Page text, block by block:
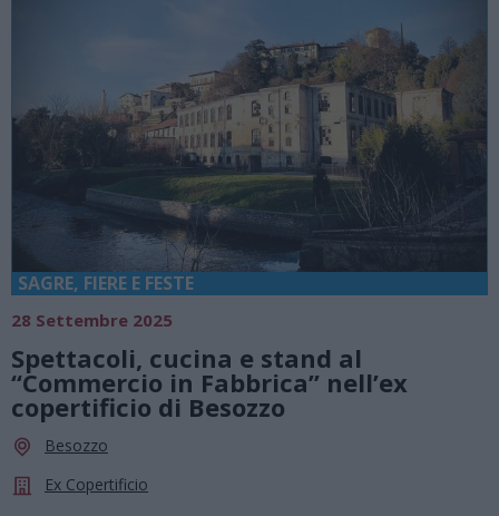
SAGRE, FIERE E FESTE
28 Settembre 2025
Spettacoli, cucina e stand al
“Commercio in Fabbrica” nell’ex
copertificio di Besozzo
Besozzo
Ex Copertificio